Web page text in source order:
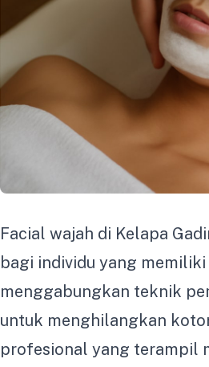
Facial wajah di Kelapa
bagi individu yang memiliki
menggabungkan teknik
untuk menghilangkan
profesional yang terampil